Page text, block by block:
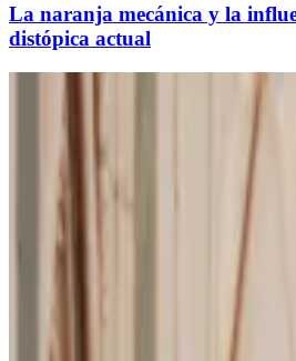
La naranja mecánica y la
distópica actual